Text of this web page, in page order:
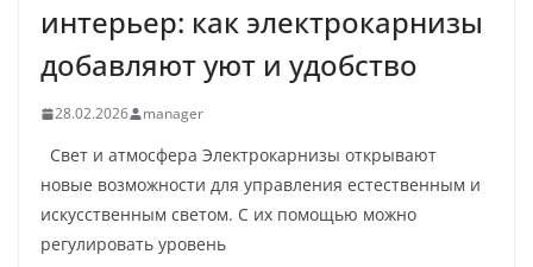
интерьер: как электрокарнизы
добавляют уют и удобство
28.02.2026 manager
Свет и атмосфера Электрокарнизы открывают
новые возможности для управления естественным и
искусственным светом. С их помощью можно
регулировать уровень